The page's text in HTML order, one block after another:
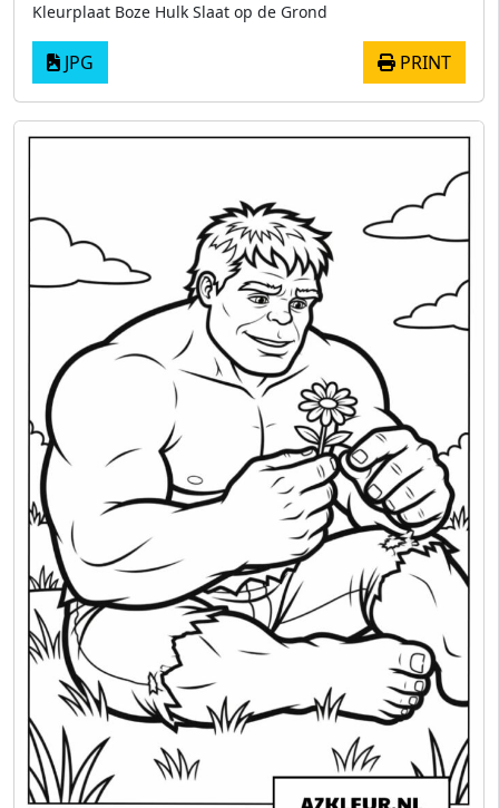
Kleurplaat Boze Hulk Slaat op de Grond
JPG PRINT